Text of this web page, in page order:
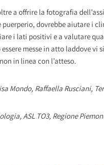
a offrire la fotografia
puerperio, dovrebbe aiutare i
i lati positivi e a valutare
messe in atto laddove vi
in linea con l’atteso.
Mondo, Raffaella Rusciani,
ASL TO3, Regione